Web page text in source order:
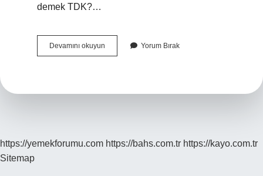
demek TDK?…
Devamını okuyun
Yapmak
Yorum Bırak
https://yemekforumu.com https://bahs.com.tr https://kayo.com.tr
Sitemap